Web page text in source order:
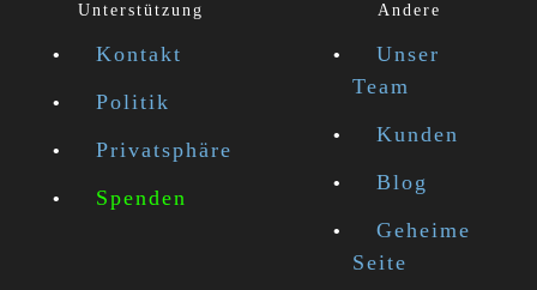
Unterstützung
Kontakt
Politik
Privatsphäre
Spenden
Andere
Unser
Team
Kunden
Blog
Geheime
Seite